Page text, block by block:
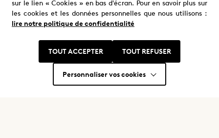
Nous trouver
Où nous trouver ?
sur le lien « Cookies » en bas d'écran. Pour en savoir plus sur
les cookies et les données personnelles que nous utilisons :
lire notre politique de confidentialité
TOUT ACCEPTER TOUT REFUSER
Personnaliser vos cookies